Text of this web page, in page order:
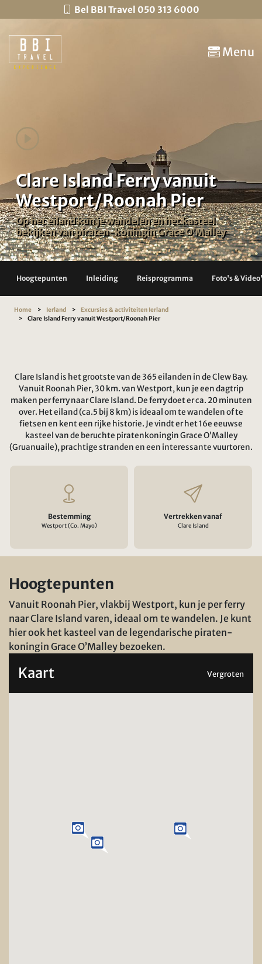
Bel BBI Travel 050 313 6000
Menu
Clare Island Ferry vanuit
Westport/Roonah Pier
Op het eiland kun je wandelen en het kasteel
bekijken van piraten-koningin Grace O’Malley
Hoogtepunten Inleiding Reisprogramma Foto's &
Home Ierland
Excursies & activiteiten Ierland
Clare Island Ferry vanuit Westport/Roonah Pier
Clare Island is het grootste van de 365 eilanden in de Clew Bay.
Vanuit Roonah Pier, 30 km. van Westport, kun je een dagtrip
maken per ferry naar Clare Island. De ferry doet er ca. 20 minuten
over. Het eiland (ca.5 bij 8 km) is ideaal om te wandelen of te
fietsen en kent een rijke historie. Je vindt er het 16e eeuwse
kasteel van de beruchte piratenkoningin Grace O’Malley
(Gruanuaile), prachtige stranden en een interessante vuurtoren.
Bestemming
Westport (Co. Mayo)
Vertrekken vanaf
Clare Island
Hoogtepunten
Vanuit Roonah Pier, vlakbij Westport, kun je per ferry
naar Clare Island varen, ideaal om te wandelen. Je kunt
hier ook het kasteel van de legendarische piraten-
koningin Grace O’Malley bezoeken.
Kaart Vergroten